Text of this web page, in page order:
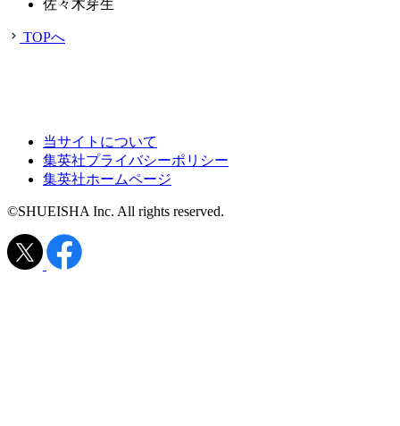
佐々木芽生
TOPへ
当サイトについて
集英社プライバシーポリシー
集英社ホームページ
©SHUEISHA Inc. All rights reserved.